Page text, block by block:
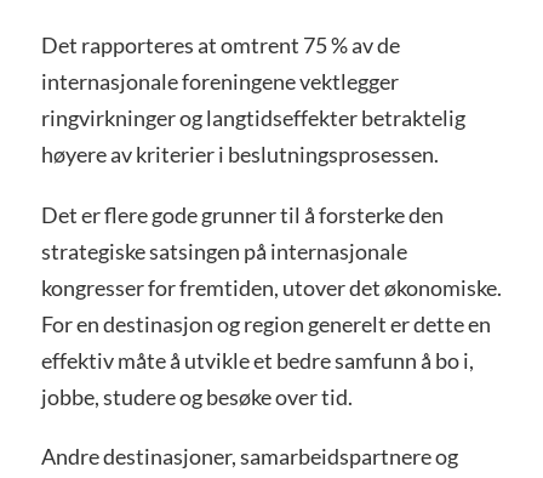
Det rapporteres at omtrent 75 % av de
internasjonale foreningene vektlegger
ringvirkninger og langtidseffekter betraktelig
høyere av kriterier i beslutningsprosessen.
Det er flere gode grunner til å forsterke den
strategiske satsingen på internasjonale
kongresser for fremtiden, utover det økonomiske.
For en destinasjon og region generelt er dette en
effektiv måte å utvikle et bedre samfunn å bo i,
jobbe, studere og besøke over tid.
Andre destinasjoner, samarbeidspartnere og